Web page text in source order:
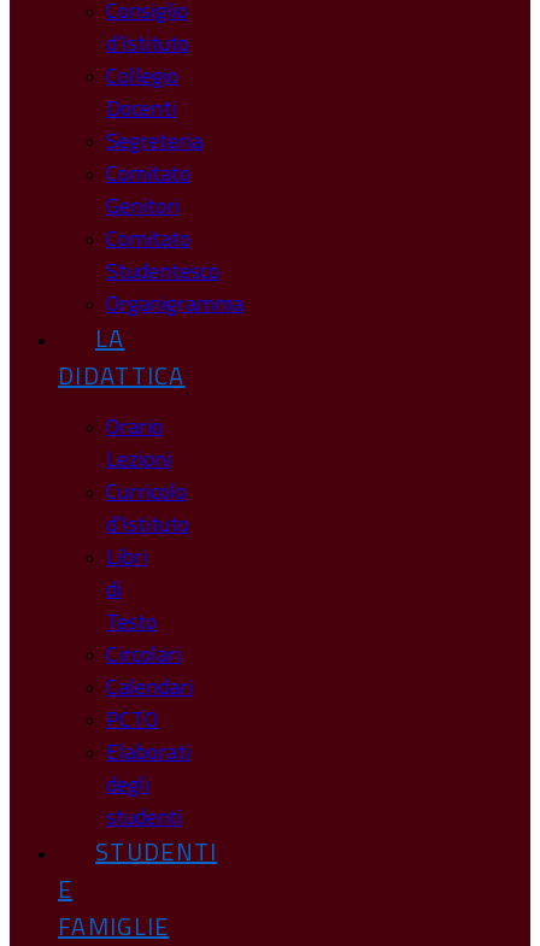
Consiglio
d’Istituto
Collegio
Docenti
Segreteria
Comitato
Genitori
Comitato
Studentesco
Organigramma
LA
DIDATTICA
Orario
Lezioni
Curricolo
d’Istituto
Libri
di
Testo
Circolari
Calendari
PCTO
Elaborati
degli
studenti
STUDENTI
E
FAMIGLIE